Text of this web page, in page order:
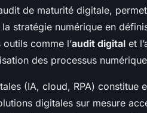
de maturité digitale,
stratégie numérique en
comme l’audit digital et
des processus
(IA, cloud, RPA) constitue
digitales sur mesure